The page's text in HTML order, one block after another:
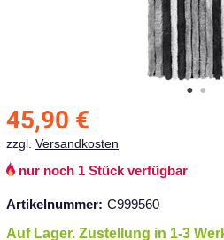
45,90 €
zzgl. Versandkosten
nur noch 1 Stück verfügbar
Artikelnummer: C999560
Auf Lager. Zustellung in 1-3